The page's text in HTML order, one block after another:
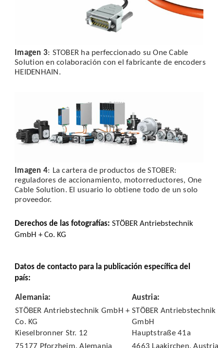
Imagen 3: STOBER ha perfeccionado su One Cable
Solution en colaboración con el fabricante de encoders
HEIDENHAIN.
Imagen 4: La cartera de productos de STOBER:
reguladores de accionamiento, motorreductores, One
Cable Solution. El usuario lo obtiene todo de un solo
proveedor.
Derechos de las fotografías: STÖBER Antriebstechnik
GmbH + Co. KG
Datos de contacto para la publicación específica del
país:
Alemania:
Austria:
STÖBER Antriebstechnik GmbH +
Co. KG
Kieselbronner Str. 12
STÖBER Antriebstechnik
GmbH
Hauptstraße 41a
75177 Pforzheim, Alemania
4663 Laakirchen,